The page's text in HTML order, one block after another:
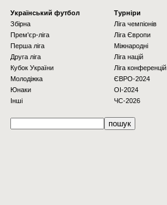
Українcький футбол
Збірна
Прем'єр-ліга
Перша ліга
Друга ліга
Кубок України
Молодіжка
Юнаки
Інші
Турніри
Ліга чемпіонів
Ліга Європи
Міжнародні
Ліга націй
Ліга конференцій
ЄВРО-2024
OI-2024
ЧС-2026